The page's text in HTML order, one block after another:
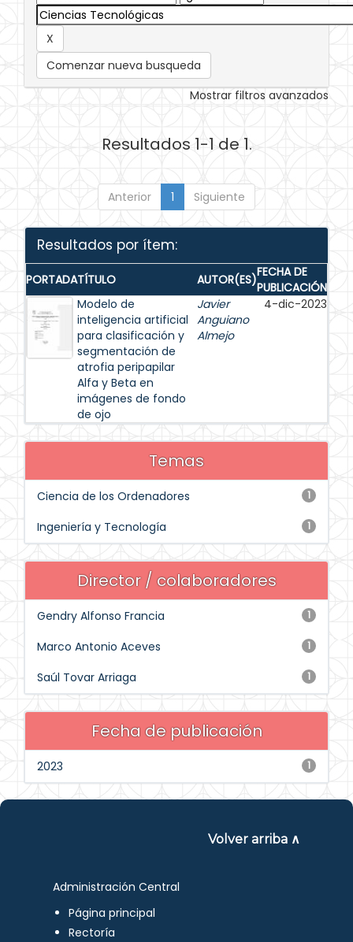
Comenzar nueva busqueda
Mostrar filtros avanzados
Resultados 1-1 de 1.
Anterior 1 Siguiente
Resultados por ítem:
PORTADATÍTULO AUTOR(ES)FECHA DE
PUBLICACIÓN
Modelo de
inteligencia artificial
para clasificación y
segmentación de
atrofia peripapilar
Alfa y Beta en
imágenes de fondo
de ojo
Javier
Anguiano
Almejo
4-dic-2023
Temas
1
Ciencia de los Ordenadores
1
Ingeniería y Tecnología
Director / colaboradores
1
Gendry Alfonso Francia
1
Marco Antonio Aceves
1
Saúl Tovar Arriaga
Fecha de publicación
1
2023
Volver arriba ∧
Administración Central
Página principal
Rectoría